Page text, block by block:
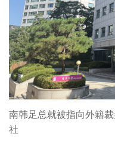
南韩足总就被指向外籍
社